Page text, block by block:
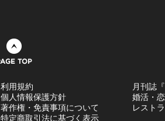
利用規約
個人情報保護方針
著作権・免責事項について
特定商取引法に基づく表示
月刊誌
婚活・
レスト